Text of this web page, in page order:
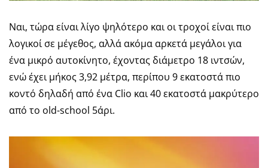
Ναι, τώρα είναι λίγο ψηλότερο και οι τροχοί είναι πιο
λογικοί σε μέγεθος, αλλά ακόμα αρκετά μεγάλοι για
ένα μικρό αυτοκίνητο, έχοντας διάμετρο 18 ιντσών,
ενώ έχει μήκος 3,92 μέτρα, περίπου 9 εκατοστά πιο
κοντό δηλαδή από ένα Clio και 40 εκατοστά μακρύτερο
από το old-school 5άρι.